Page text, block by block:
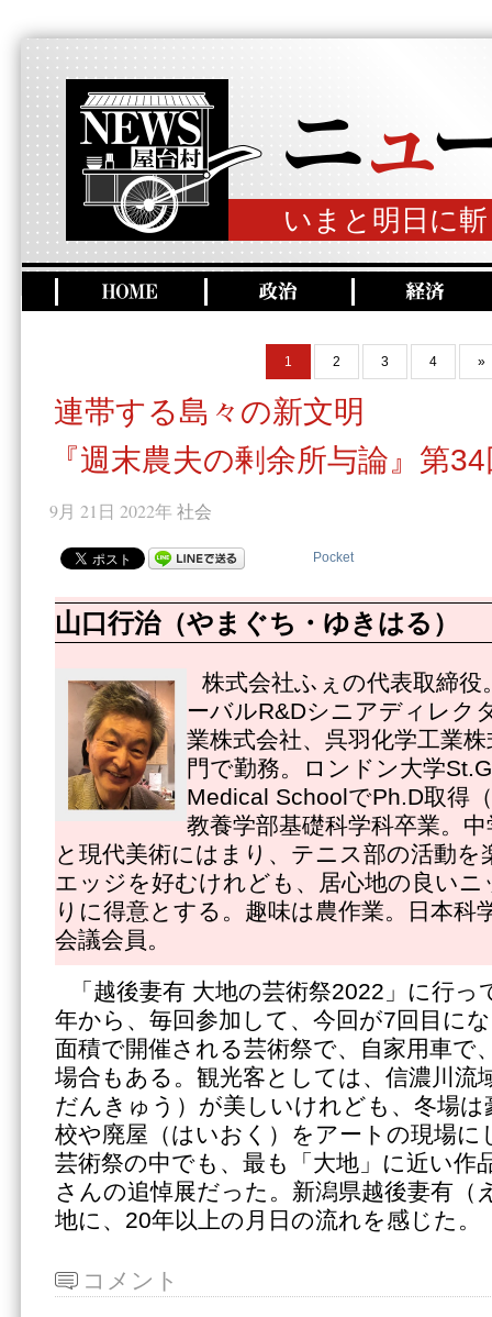
いまと明日に
1 2 3 4 »
連帯する島々の新文明
『週末農夫の剰余所与論』第
9月 21日 2022年 社会
Pocket
山口行治（やまぐち・ゆきはる）
株式会社ふぇの代表取締
ーバルR&Dシニアディレク
業株式会社、呉羽化学工業
門で勤務。ロンドン大学
Medical SchoolでPh.D取得
教養学部基礎科学科卒業。
と現代美術にはまり、テニス部の活動を
エッジを好むけれども、居心地の良い
りに得意とする。趣味は農作業。日本科
会議会員。
「越後妻有 大地の芸術祭2022」に行
年から、毎回参加して、今回が7回目に
面積で開催される芸術祭で、自家用車で
場合もある。観光客としては、信濃川流
だんきゅう）が美しいけれども、冬場は
校や廃屋（はいおく）をアートの現場に
芸術祭の中でも、最も「大地」に近い作
さんの追悼展だった。新潟県越後妻有（
地に、20年以上の月日の流れを感じた。
コメント